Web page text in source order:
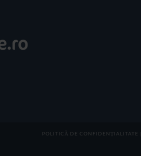
POLITICĂ DE CONFIDENȚIALITATE